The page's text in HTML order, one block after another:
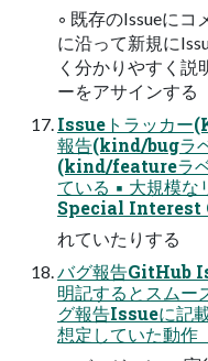
◦ 既存のIssueにコ
に沿って新規に
く分かりやすく説
ーをアサインする
Issueトラッカー
報告(kind/bugラ
(kind/featureラベ
ている ▪ 大規模な
Special Interest
れていたりする
バグ報告GitHub
明記するとスムー
グ報告Issueに記
想定していた動作